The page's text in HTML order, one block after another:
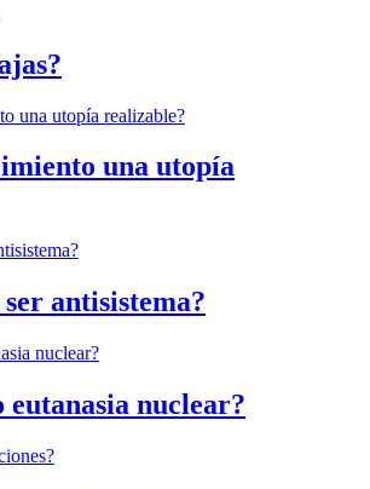
una utopía
antisistema?
nuclear?